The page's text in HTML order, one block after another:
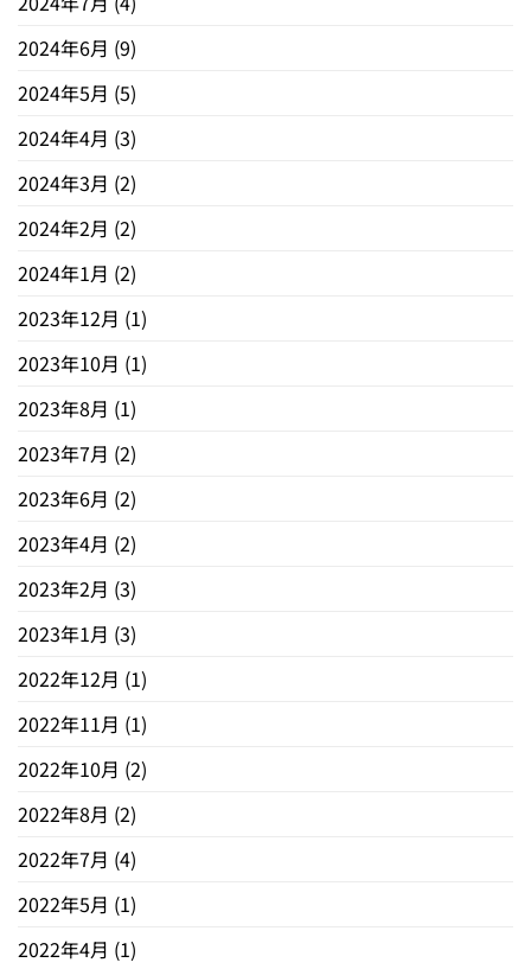
2024年6月 (9)
2024年5月 (5)
2024年4月 (3)
2024年3月 (2)
2024年2月 (2)
2024年1月 (2)
2023年12月 (1)
2023年10月 (1)
2023年8月 (1)
2023年7月 (2)
2023年6月 (2)
2023年4月 (2)
2023年2月 (3)
2023年1月 (3)
2022年12月 (1)
2022年11月 (1)
2022年10月 (2)
2022年8月 (2)
2022年7月 (4)
2022年5月 (1)
2022年4月 (1)